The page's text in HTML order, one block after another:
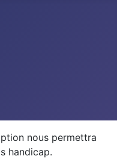
nous permettra
handicap.